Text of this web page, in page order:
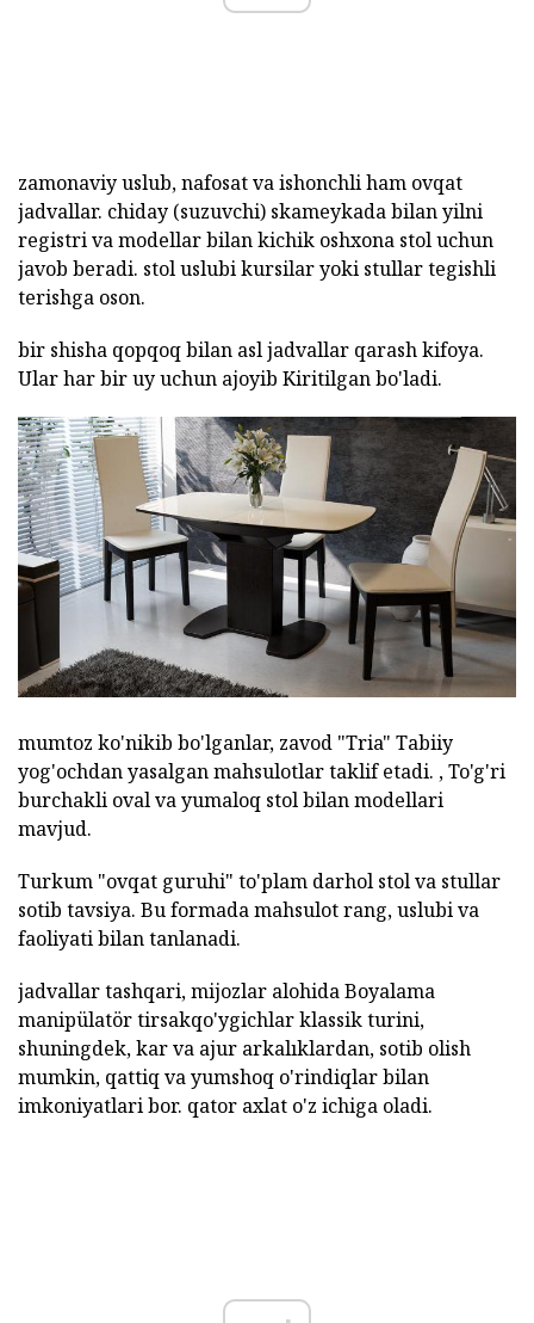
zamonaviy uslub, nafosat va ishonchli ham ovqat
jadvallar. chiday (suzuvchi) skameykada bilan yilni
registri va modellar bilan kichik oshxona stol uchun
javob beradi. stol uslubi kursilar yoki stullar tegishli
terishga oson.
bir shisha qopqoq bilan asl jadvallar qarash kifoya.
Ular har bir uy uchun ajoyib Kiritilgan bo'ladi.
mumtoz ko'nikib bo'lganlar, zavod "Tria" Tabiiy
yog'ochdan yasalgan mahsulotlar taklif etadi. , To'g'ri
burchakli oval va yumaloq stol bilan modellari
mavjud.
Turkum "ovqat guruhi" to'plam darhol stol va stullar
sotib tavsiya. Bu formada mahsulot rang, uslubi va
faoliyati bilan tanlanadi.
jadvallar tashqari, mijozlar alohida Boyalama
manipülatör tirsakqo'ygichlar klassik turini,
shuningdek, kar va ajur arkalıklardan, sotib olish
mumkin, qattiq va yumshoq o'rindiqlar bilan
imkoniyatlari bor. qator axlat o'z ichiga oladi.